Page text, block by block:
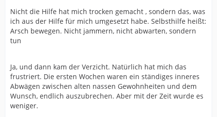
Nicht die Hilfe hat mich trocken gemacht , sondern das, was
ich aus der Hilfe für mich umgesetzt habe. Selbsthilfe heißt:
Arsch bewegen. Nicht jammern, nicht abwarten, sondern
tun
Ja, und dann kam der Verzicht. Natürlich hat mich das
frustriert. Die ersten Wochen waren ein ständiges inneres
Abwägen zwischen alten nassen Gewohnheiten und dem
Wunsch, endlich auszubrechen. Aber mit der Zeit wurde es
weniger.